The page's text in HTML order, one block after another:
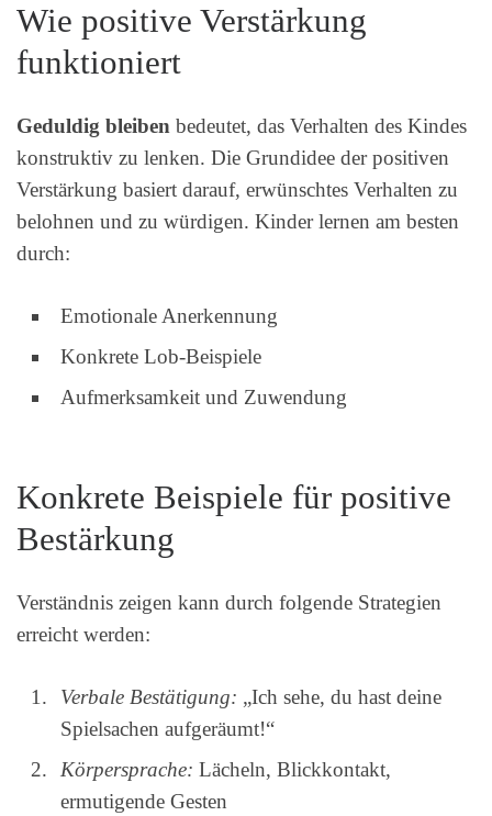
Wie positive Verstärkung
funktioniert
Geduldig bleiben bedeutet, das Verhalten des Kindes
konstruktiv zu lenken. Die Grundidee der positiven
Verstärkung basiert darauf, erwünschtes Verhalten zu
belohnen und zu würdigen. Kinder lernen am besten
durch:
Emotionale Anerkennung
Konkrete Lob-Beispiele
Aufmerksamkeit und Zuwendung
Konkrete Beispiele für positive
Bestärkung
Verständnis zeigen kann durch folgende Strategien
erreicht werden:
Verbale Bestätigung: „Ich sehe, du hast deine
Spielsachen aufgeräumt!“
Körpersprache: Lächeln, Blickkontakt,
ermutigende Gesten